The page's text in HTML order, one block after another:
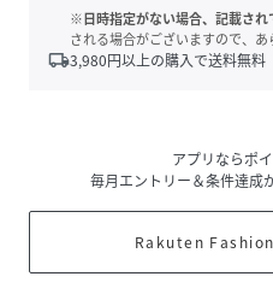
※日時指定がない場合、記載さ
される場合がございますので、あ
local_shipping3,980円以上の購入で送料無料
アプリならポ
毎月エントリー＆条件達成
Rakuten Fashion